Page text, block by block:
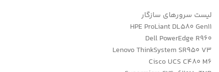
لیست سرورهای سازگار
HPE ProLiant DL580 Gen11
Dell PowerEdge R960
Lenovo ThinkSystem SR950 V3
Cisco UCS C480 M6